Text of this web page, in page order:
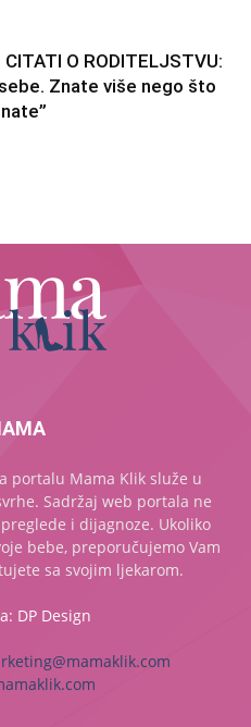
O RODITELJSTVU:
Znate više nego što
portalu Mama Klik služe u
Sadržaj web portala ne
i dijagnoze. Ukoliko
bebe, preporučujemo Vam
sa svojim ljekarom.
DP Design